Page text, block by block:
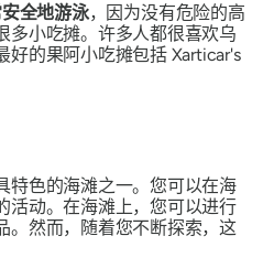
全地游泳，因为没有危险的高
多小吃摊。许多人都很喜欢乌
好的果阿小吃摊包括 Xarticar's
特色的海滩之一。您可以在海
活动。在海滩上，您可以进行
。然而，随着您不断探索，这